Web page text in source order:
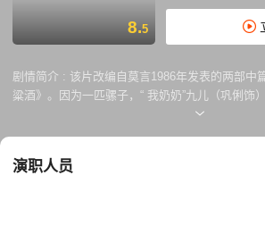
8.5
剧情简介 : 该片改编自莫言1986年发表的两部中
粱酒》。因为一匹骡子，“ 我奶奶”九儿（巩俐饰
有一座酒坊的50岁麻风病人。九儿乘坐花轿出嫁
抢走了九儿。他们在高粱田野外交合。九儿回到
演职人员